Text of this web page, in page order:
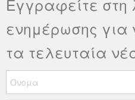
Εγγραφείτε στη
ενημέρωσης
τα τελευταία